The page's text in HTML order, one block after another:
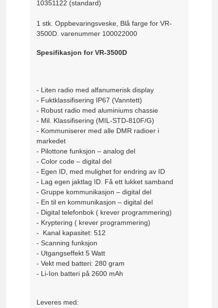
10351122 (standard)
1 stk. Oppbevaringsveske, Blå farge for VR-
3500D. varenummer 100022000
Spesifikasjon for VR-3500D
- Liten radio med alfanumerisk display
- Fuktklassifisering IP67 (Vanntett)
- Robust radio med aluminiums chassie
- Mil. Klassifisering (MIL-STD-810F/G)
- Kommuniserer med alle DMR radioer i
markedet
- Pilottone funksjon – analog del
- Color code – digital del
- Egen ID, med mulighet for endring av ID
- Lag egen jaktlag ID. Få ett lukket samband
- Gruppe kommunikasjon – digital del
- En til en kommunikasjon – digital del
- Digital telefonbok ( krever programmering)
- Kryptering ( krever programmering)
- Kanal kapasitet: 512
- Scanning funksjon
- Utgangseffekt 5 Watt
- Vekt med batteri: 280 gram
- Li-Ion batteri på 2600 mAh
Leveres med: